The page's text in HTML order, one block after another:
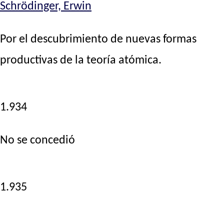
Schrödinger, Erwin
Por el descubrimiento de nuevas formas
productivas de la teoría atómica.
1.934
No se concedió
1.935